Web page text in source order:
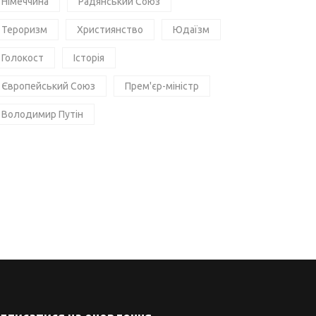
Тероризм Християнство Юдаїзм
Голокост Історія
Європейський Союз Прем'єр-міністр
Володимир Путін